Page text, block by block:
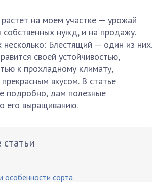
на моем участке — урожай
собственных нужд, и на продажу.
Блестящий — один из них.
своей устойчивостью,
к прохладному климату,
вкусом. В статье
подробно, дам полезные
его выращиванию.
особенности сорта